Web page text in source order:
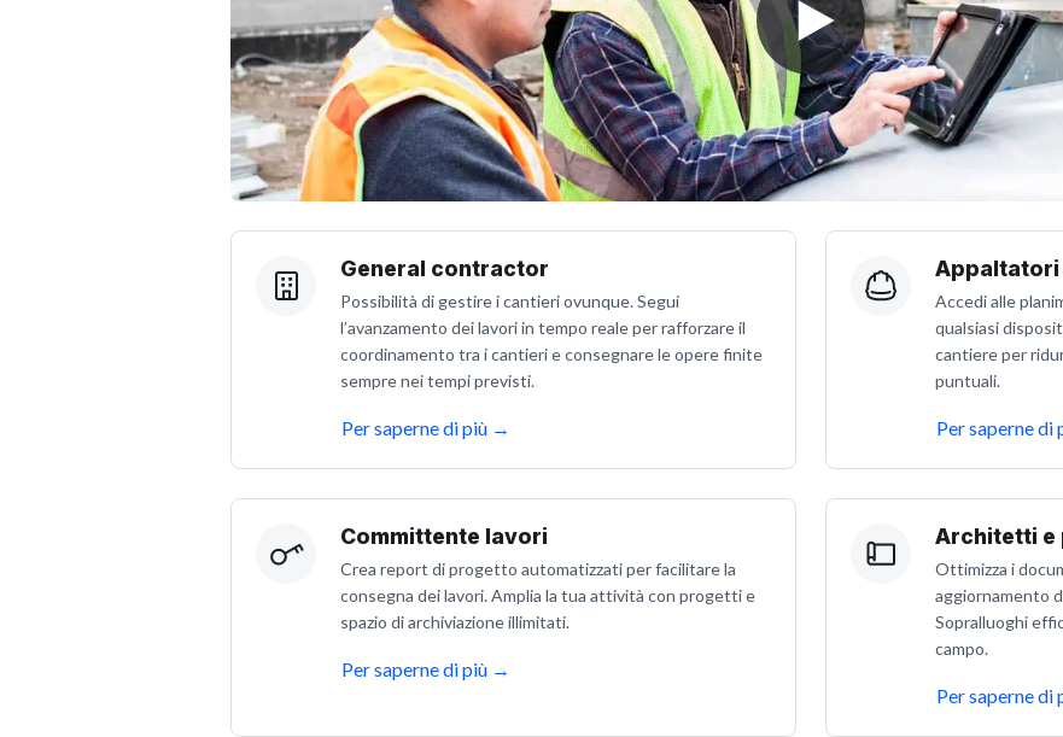
General contractor
Possibilità di gestire i cantieri ovunque. Segui
l’avanzamento dei lavori in tempo reale per rafforzare il
coordinamento tra i cantieri e consegnare le opere finite
sempre nei tempi previsti.
Per saperne di più →
Accedi alle
qualsiasi
cantiere per
puntuali.
Per saperne di
Committente lavori
Crea report di progetto automatizzati per facilitare la
consegna dei lavori. Amplia la tua attività con progetti e
spazio di archiviazione illimitati.
Per saperne di più →
Architetti
Ottimizza i
aggiornamento
Sopralluoghi
campo.
Per saperne di